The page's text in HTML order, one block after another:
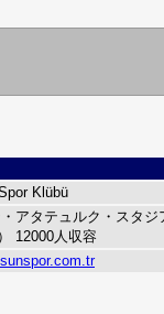
Klübü
アタテュルク・スタ
12000人収容